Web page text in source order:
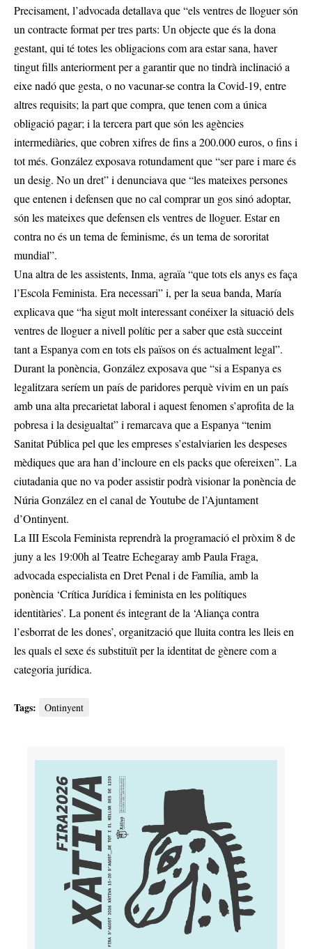
Precisament, l’advocada detallava que “els ventres de lloguer són
un contracte format per tres parts: Un objecte que és la dona
gestant, qui té totes les obligacions com ara estar sana, haver
tingut fills anteriorment per a garantir que no tindrà inclinació a
eixe nadó que gesta, o no vacunar-se contra la Covid-19, entre
altres requisits; la part que compra, que tenen com a única
obligació pagar; i la tercera part que són les agències
intermediàries, que cobren xifres de fins a 200.000 euros, o fins i
tot més. González exposava rotundament que “ser pare i mare és
un desig. No un dret” i denunciava que “les mateixes persones
que entenen i defensen que no cal comprar un gos sinó adoptar,
són les mateixes que defensen els ventres de lloguer. Estar en
contra no és un tema de feminisme, és un tema de sororitat
mundial”.
Una altra de les assistents, Inma, agraïa “que tots els anys es faça
l’Escola Feminista. Era necessari” i, per la seua banda, María
explicava que “ha sigut molt interessant conéixer la situació dels
ventres de lloguer a nivell polític per a saber que està succeint
tant a Espanya com en tots els països on és actualment legal”.
Durant la ponència, González exposava que “si a Espanya es
legalitzara seríem un país de paridores perquè vivim en un país
amb una alta precarietat laboral i aquest fenomen s’aprofita de la
pobresa i la desigualtat” i remarcava que a Espanya “tenim
Sanitat Pública pel que les empreses s’estalviarien les despeses
mèdiques que ara han d’incloure en els packs que ofereixen”. La
ciutadania que no va poder assistir podrà visionar la ponència de
Núria González en el canal de Youtube de l’Ajuntament
d’Ontinyent.
La III Escola Feminista reprendrà la programació el pròxim 8 de
juny a les 19:00h al Teatre Echegaray amb Paula Fraga,
advocada especialista en Dret Penal i de Família, amb la
ponència ‘Crítica Jurídica i feminista en les polítiques
identitàries’. La ponent és integrant de la ‘Aliança contra
l’esborrat de les dones’, organització que lluita contra les lleis en
les quals el sexe és substituït per la identitat de gènere com a
categoria jurídica.
Tags: Ontinyent